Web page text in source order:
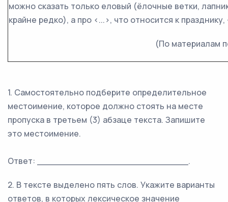
можно сказать только еловый (ёлочные ветки,
крайне редко), а про <...>, что относится к
(По материалам
1. Самостоятельно подберите определительное
местоимение, которое должно стоять на месте
пропуска в третьем (3) абзаце текста. Запишите
это местоимение.
Ответ: ___________________________.
2. В тексте выделено пять слов. Укажите варианты
ответов, в которых лексическое значение